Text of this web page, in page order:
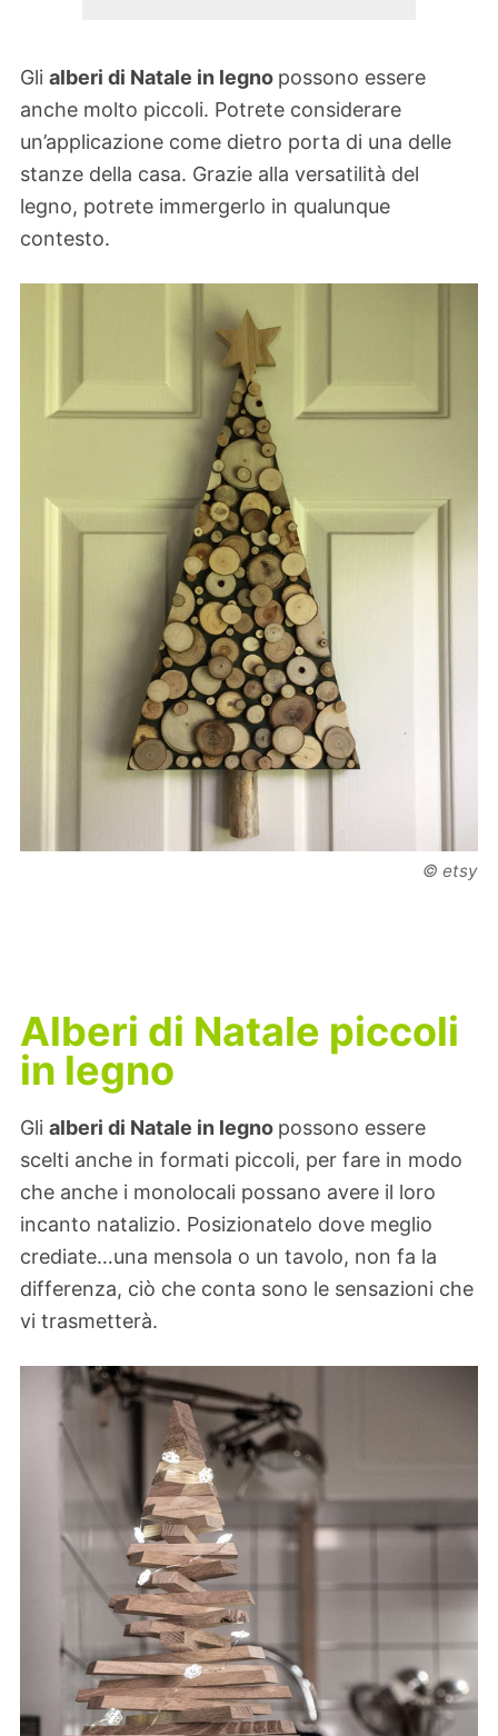
Gli alberi di Natale in legno possono essere
anche molto piccoli. Potrete considerare
un’applicazione come dietro porta di una delle
stanze della casa. Grazie alla versatilità del
legno, potrete immergerlo in qualunque
contesto.
© etsy
Alberi di Natale piccoli
in legno
Gli alberi di Natale in legno possono essere
scelti anche in formati piccoli, per fare in modo
che anche i monolocali possano avere il loro
incanto natalizio. Posizionatelo dove meglio
crediate…una mensola o un tavolo, non fa la
differenza, ciò che conta sono le sensazioni che
vi trasmetterà.